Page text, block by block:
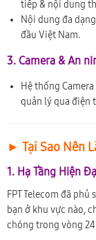
tiếp & nội dung
Nội dung đa
đầu Việt Nam.
3. Camera & An
Hệ thống
quản lý qua điện
► Tại Sao Nên
1. Hạ Tầng Hiện
FPT Telecom đã
bạn ở khu vực nào,
chóng trong vòng